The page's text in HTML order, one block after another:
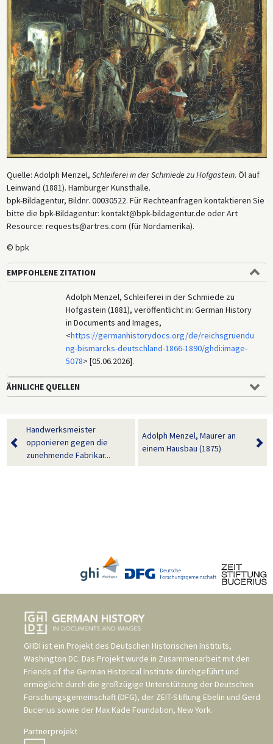
Quelle: Adolph Menzel, Schleiferei in der Schmiede zu Hofgastein. Öl auf
Leinwand (1881). Hamburger Kunsthalle.
bpk-Bildagentur, Bildnr. 00030522. Für Rechteanfragen kontaktieren Sie
bitte die bpk-Bildagentur: kontakt@bpk-bildagentur.de oder Art
Resource: requests@artres.com (für Nordamerika).
© bpk
EMPFOHLENE ZITATION
Adolph Menzel, Schleiferei in der Schmiede zu
Hofgastein (1881), veröffentlicht in: German History
in Documents and Images,
<https://germanhistorydocs.org/de/reichsgruendu
ng-bismarcks-deutschland-1866-1890/ghdi:image-
5078> [05.06.2026].
ÄHNLICHE QUELLEN
Handwerksmeister
opponieren gegen die
zunehmende Fabrikar...
Adolph Menzel, Maurer an
einem Hausbau (1875)
GHDI ist ein Projekt des Deutschen Historischen Instituts,
Washington DC. Das Projekt wurde in Zusammenarbeit mit den
Friends of the German Historical Institute durchgeführt und
ermöglicht durch die großzügige Unterstützung der Deutschen
Forschungsgemeinschaft (DFG), der ZEIT-Stiftung Ebelin und Gerd
Bucerius sowie der Max Kade Foundation, New York.
Partnerprojekt